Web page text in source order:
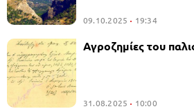
09.10.2025 19:34
Αγροζημίες του
31.08.2025 10:00